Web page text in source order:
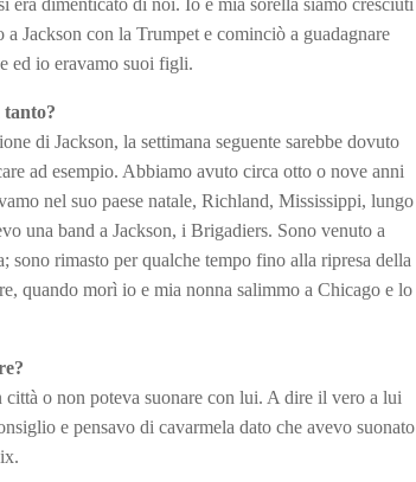
dimenticato di noi. Io e mia sorella siamo cresciuti
Jackson con la Trumpet e cominciò a guadagnare
ed io eravamo suoi figli.
di Jackson, la settimana seguente sarebbe dovuto
ad esempio. Abbiamo avuto circa otto o nove anni
nel suo paese natale, Richland, Mississippi, lungo
una band a Jackson, i Brigadiers. Sono venuto a
sono rimasto per qualche tempo fino alla ripresa della
quando morì io e mia nonna salimmo a Chicago e lo
o non poteva suonare con lui. A dire il vero a lui
e pensavo di cavarmela dato che avevo suonato